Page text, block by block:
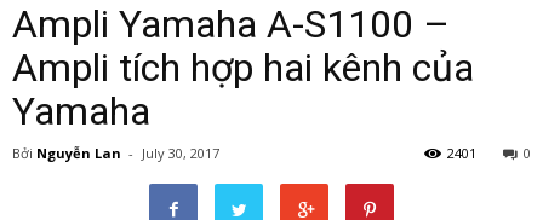
Ampli Yamaha A-S1100 –
Ampli tích hợp hai kênh của
Yamaha
Bởi Nguyễn Lan - July 30, 2017 0
2401